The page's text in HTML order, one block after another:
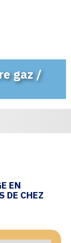
gaz /
EN
DE CHEZ